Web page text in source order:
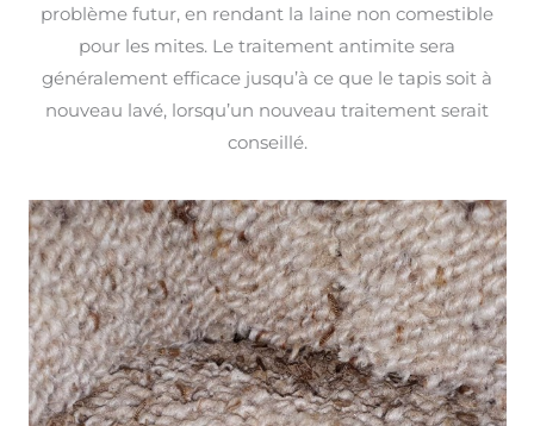
problème futur, en rendant la laine non comestible
pour les mites. Le traitement antimite sera
généralement efficace jusqu’à ce que le tapis soit à
nouveau lavé, lorsqu’un nouveau traitement serait
conseillé.